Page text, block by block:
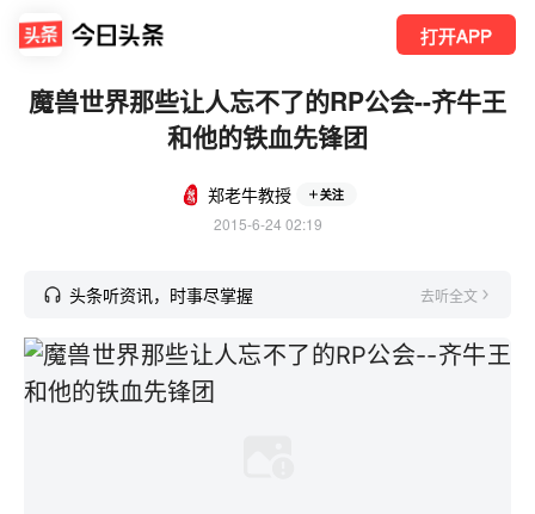
打开APP
魔兽世界那些让人忘不了的RP公会--齐牛王
和他的铁血先锋团
郑老牛教授 关注
2015-6-24 02:19
头条听资讯，时事尽掌握 去听全文